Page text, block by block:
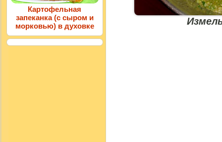
Картофельная
запеканка (с сыром и
морковью) в духовке